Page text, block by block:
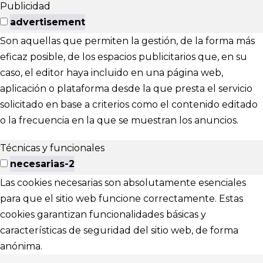
Publicidad
advertisement
Son aquellas que permiten la gestión, de la forma más
eficaz posible, de los espacios publicitarios que, en su
caso, el editor haya incluido en una página web,
aplicación o plataforma desde la que presta el servicio
solicitado en base a criterios como el contenido editado
o la frecuencia en la que se muestran los anuncios.
Técnicas y funcionales
necesarias-2
Las cookies necesarias son absolutamente esenciales
para que el sitio web funcione correctamente. Estas
cookies garantizan funcionalidades básicas y
características de seguridad del sitio web, de forma
anónima.